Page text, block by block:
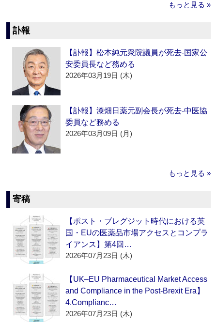
もっと見る »
訃報
【訃報】松本純元衆院議員が死去‐国家公
安委員長など務める
2026年03月19日 (木)
【訃報】漆畑日薬元副会長が死去‐中医協
委員など務める
2026年03月09日 (月)
もっと見る »
寄稿
【ポスト・ブレグジット時代における英
国・EUの医薬品市場アクセスとコンプラ
イアンス】第4回…
2026年07月23日 (木)
【UK–EU Pharmaceutical Market Access
and Compliance in the Post-Brexit Era】
4.Complianc…
2026年07月23日 (木)